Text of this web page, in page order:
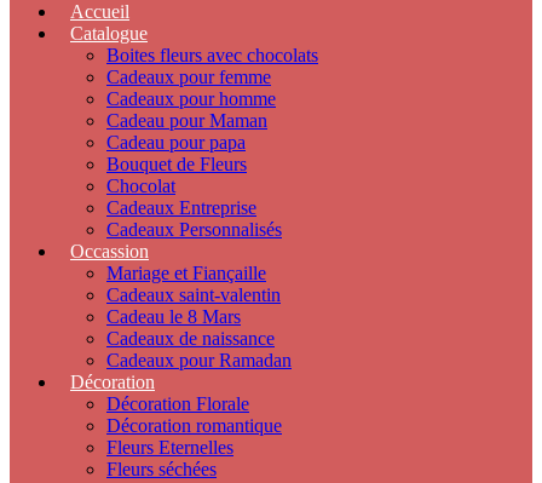
Accueil
Catalogue
Boites fleurs avec chocolats
Cadeaux pour femme
Cadeaux pour homme
Cadeau pour Maman
Cadeau pour papa
Bouquet de Fleurs
Chocolat
Cadeaux Entreprise
Cadeaux Personnalisés
Occassion
Mariage et Fiançaille
Cadeaux saint-valentin
Cadeau le 8 Mars
Cadeaux de naissance
Cadeaux pour Ramadan
Décoration
Décoration Florale
Décoration romantique
Fleurs Eternelles
Fleurs séchées